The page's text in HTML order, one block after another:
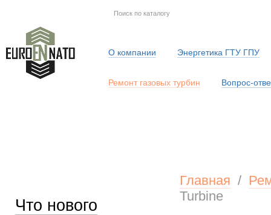
О компании Энергетика ГТУ ГПУ
Ремонт газовых турбин Вопрос-
Что нового
Главная /
Turbine